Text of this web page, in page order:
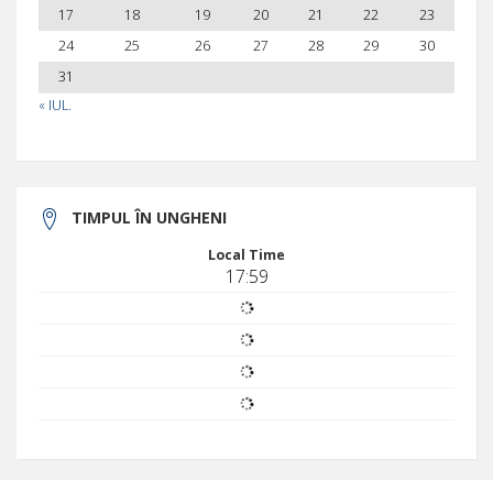
« IUL.
17 18 19 20 21 22
23
24
25 26 27 28 29
30
31
TIMPUL ÎN UNGHENI
Local Time
17:59